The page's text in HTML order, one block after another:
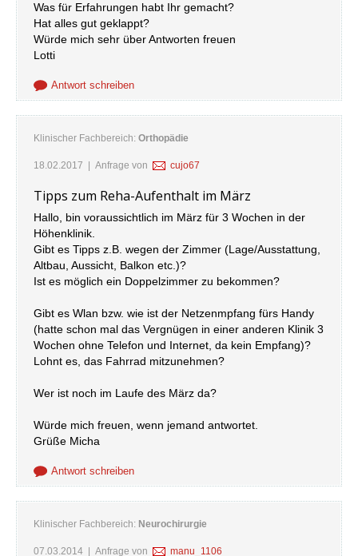
Was für Erfahrungen habt Ihr gemacht?
Hat alles gut geklappt?
Würde mich sehr über Antworten freuen
Lotti
Antwort schreiben
Klinischer Fachbereich: Orthopädie
18.02.2017 | Anfrage von cujo67
Tipps zum Reha-Aufenthalt im März
Hallo, bin voraussichtlich im März für 3 Wochen in der
Höhenklinik.
Gibt es Tipps z.B. wegen der Zimmer (Lage/Ausstattung,
Altbau, Aussicht, Balkon etc.)?
Ist es möglich ein Doppelzimmer zu bekommen?
Gibt es Wlan bzw. wie ist der Netzenmpfang fürs Handy
(hatte schon mal das Vergnügen in einer anderen Klinik 3
Wochen ohne Telefon und Internet, da kein Empfang)?
Lohnt es, das Fahrrad mitzunehmen?
Wer ist noch im Laufe des März da?
Würde mich freuen, wenn jemand antwortet.
Grüße Micha
Antwort schreiben
Klinischer Fachbereich: Neurochirurgie
07.03.2014 | Anfrage von manu_1106